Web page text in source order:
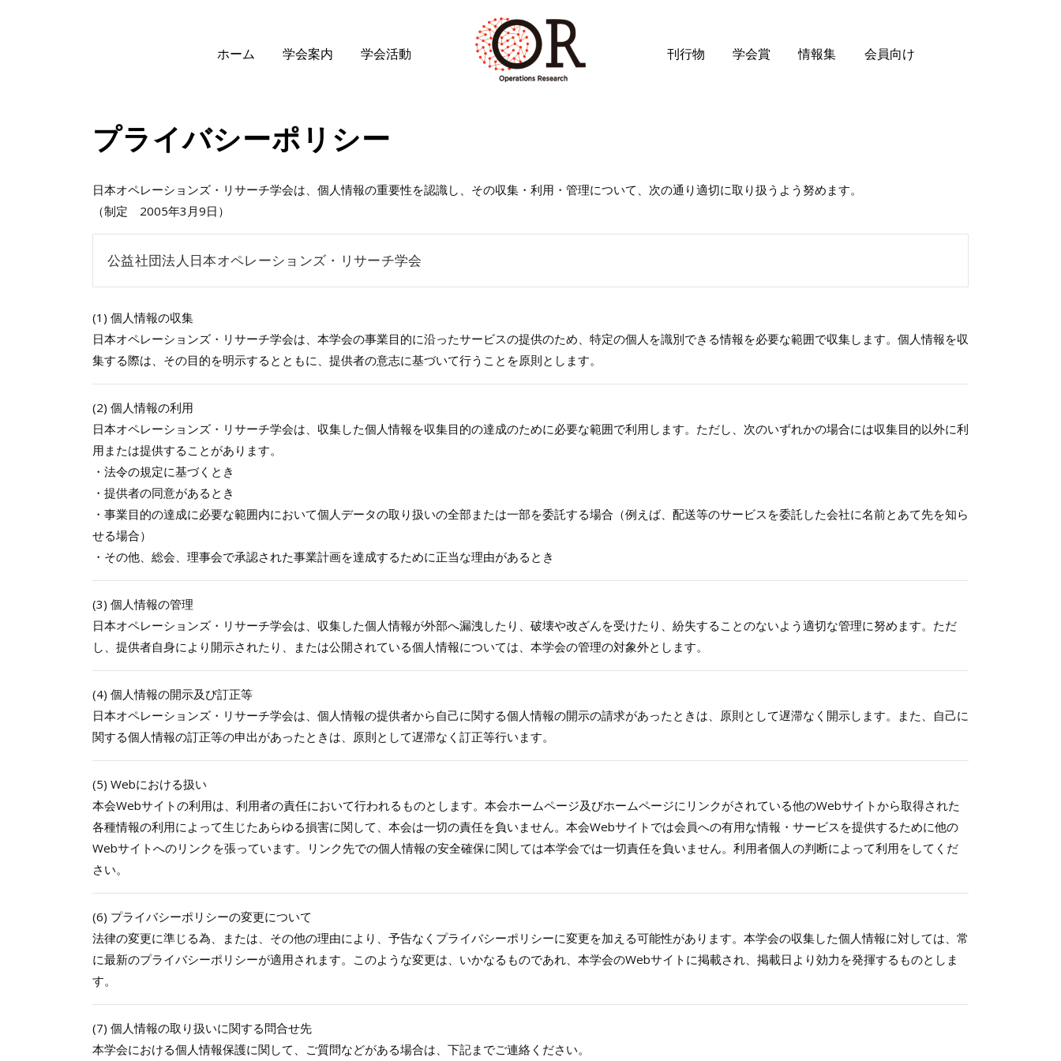
ホーム 学会案内 学会活動 刊行物 学会賞 情報集 会員向け
プライバシーポリシー
日本オペレーションズ・リサーチ学会は、個人情報の重要性を認識し、その収集・利用・管理について、次の通り適切に取り扱うよう努めます。
（制定 2005年3月9日）
公益社団法人日本オペレーションズ・リサーチ学会
(1) 個人情報の収集
日本オペレーションズ・リサーチ学会は、本学会の事業目的に沿ったサービスの提供のため、特定の個人を識別できる情報を必要な範囲で収集します。個人情報を収
集する際は、その目的を明示するとともに、提供者の意志に基づいて行うことを原則とします。
(2) 個人情報の利用
日本オペレーションズ・リサーチ学会は、収集した個人情報を収集目的の達成のために必要な範囲で利用します。ただし、次のいずれかの場合には収集目的以外に利
用または提供することがあります。
・法令の規定に基づくとき
・提供者の同意があるとき
・事業目的の達成に必要な範囲内において個人データの取り扱いの全部または一部を委託する場合（例えば、配送等のサービスを委託した会社に名前とあて先を知ら
せる場合）
・その他、総会、理事会で承認された事業計画を達成するために正当な理由があるとき
(3) 個人情報の管理
日本オペレーションズ・リサーチ学会は、収集した個人情報が外部へ漏洩したり、破壊や改ざんを受けたり、紛失することのないよう適切な管理に努めます。ただ
し、提供者自身により開示されたり、または公開されている個人情報については、本学会の管理の対象外とします。
(4) 個人情報の開示及び訂正等
日本オペレーションズ・リサーチ学会は、個人情報の提供者から自己に関する個人情報の開示の請求があったときは、原則として遅滞なく開示します。また、自己に
関する個人情報の訂正等の申出があったときは、原則として遅滞なく訂正等行います。
(5) Webにおける扱い
本会Webサイトの利用は、利用者の責任において行われるものとします。本会ホームページ及びホームページにリンクがされている他のWebサイトから取得された
各種情報の利用によって生じたあらゆる損害に関して、本会は一切の責任を負いません。本会Webサイトでは会員への有用な情報・サービスを提供するために他の
Webサイトへのリンクを張っています。リンク先での個人情報の安全確保に関しては本学会では一切責任を負いません。利用者個人の判断によって利用をしてくだ
さい。
(6) プライバシーポリシーの変更について
法律の変更に準じる為、または、その他の理由により、予告なくプライバシーポリシーに変更を加える可能性があります。本学会の収集した個人情報に対しては、常
に最新のプライバシーポリシーが適用されます。このような変更は、いかなるものであれ、本学会のWebサイトに掲載され、掲載日より効力を発揮するものとしま
す。
(7) 個人情報の取り扱いに関する問合せ先
本学会における個人情報保護に関して、ご質問などがある場合は、下記までご連絡ください。